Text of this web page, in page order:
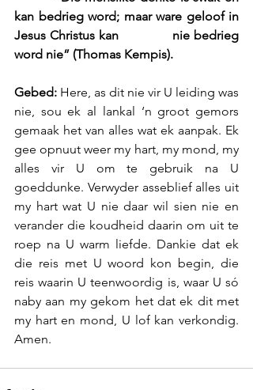
kan bedrieg word; maar ware geloof in
Jesus Christus kan              nie bedrieg
word nie” (Thomas Kempis).
Gebed: Here, as dit nie vir U leiding was
nie, sou ek al lankal ‘n groot gemors
gemaak het van alles wat ek aanpak. Ek
gee opnuut weer my hart, my mond, my
alles vir U om te gebruik na U
goeddunke. Verwyder asseblief alles uit
my hart wat U nie daar wil sien nie en
verander die koudheid daarin om uit te
roep na U warm liefde. Dankie dat ek
die reis met U woord kon begin, die
reis waarin U teenwoordig is, waar U só
naby aan my gekom het dat ek dit met
my hart en mond, U lof kan verkondig.
Amen.